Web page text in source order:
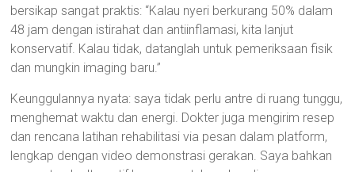
bersikap sangat praktis: “Kalau nyeri berkurang 50% dalam
48 jam dengan istirahat dan antiinflamasi, kita lanjut
konservatif. Kalau tidak, datanglah untuk pemeriksaan fisik
dan mungkin imaging baru.”
Keunggulannya nyata: saya tidak perlu antre di ruang tunggu,
menghemat waktu dan energi. Dokter juga mengirim resep
dan rencana latihan rehabilitasi via pesan dalam platform,
lengkap dengan video demonstrasi gerakan. Saya bahkan